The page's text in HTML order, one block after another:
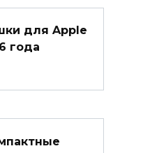
для Apple
года